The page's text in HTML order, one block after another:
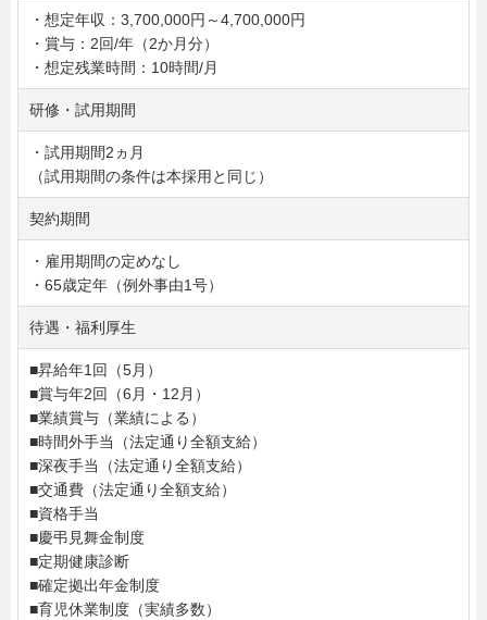
・想定年収：3,700,000円～4,700,000円
・賞与：2回/年（2か月分）
・想定残業時間：10時間/月
研修・試用期間
・試用期間2ヵ月
（試用期間の条件は本採用と同じ）
契約期間
・雇用期間の定めなし
・65歳定年（例外事由1号）
待遇・福利厚生
■昇給年1回（5月）
■賞与年2回（6月・12月）
■業績賞与（業績による）
■時間外手当（法定通り全額支給）
■深夜手当（法定通り全額支給）
■交通費（法定通り全額支給）
■資格手当
■慶弔見舞金制度
■定期健康診断
■確定拠出年金制度
■育児休業制度（実績多数）